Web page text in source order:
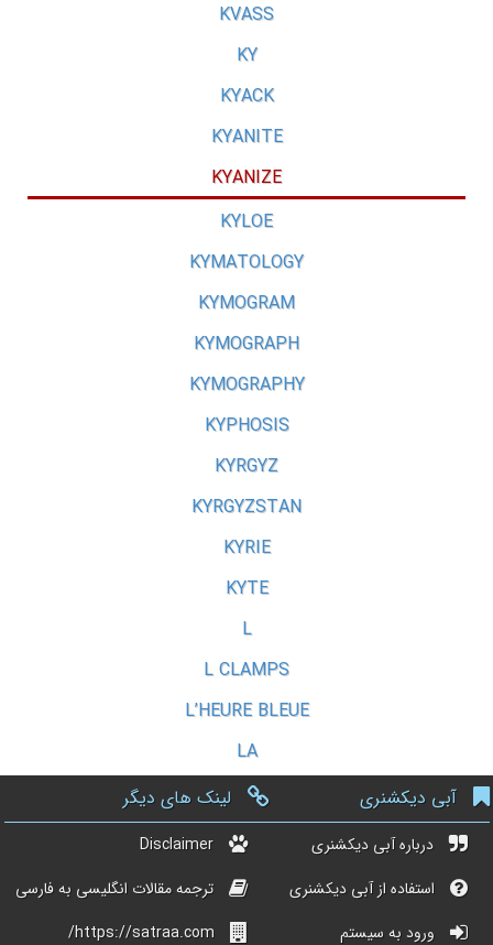
KVASS
KY
KYACK
KYANITE
KYANIZE
KYLOE
KYMATOLOGY
KYMOGRAM
KYMOGRAPH
KYMOGRAPHY
KYPHOSIS
KYRGYZ
KYRGYZSTAN
KYRIE
KYTE
L
L CLAMPS
L’HEURE BLEUE
LA
آبی دیکشنری
درباره آبی دیکشنری
استفاده از آبی دیکشنری
ورود به سیستم
لینک های دیگر
Disclaimer
ترجمه مقالات انگلیسی به فارسی
https://satraa.com/